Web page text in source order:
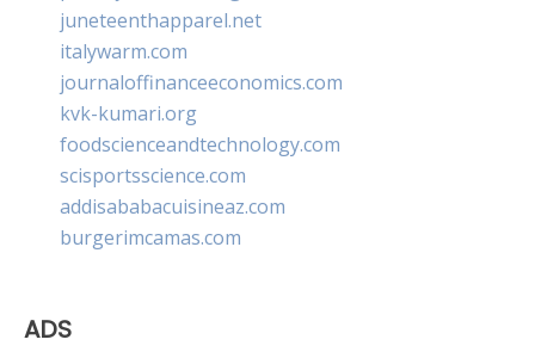
juneteenthapparel.net
italywarm.com
journaloffinanceeconomics.com
kvk-kumari.org
foodscienceandtechnology.com
scisportsscience.com
addisababacuisineaz.com
burgerimcamas.com
ADS